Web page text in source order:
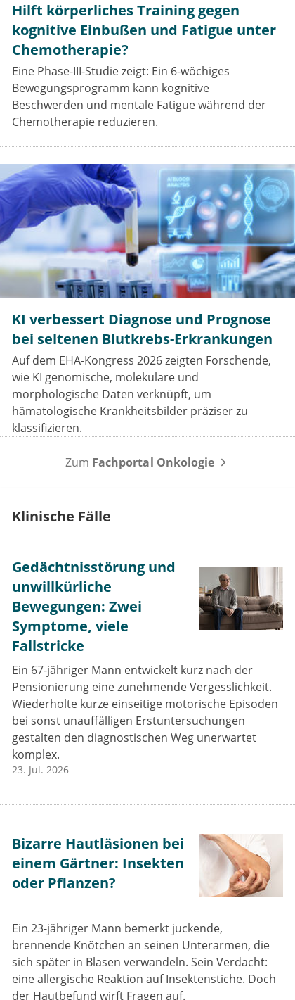
Hilft körperliches Training gegen
kognitive Einbußen und Fatigue unter
Chemotherapie?
Eine Phase-III-Studie zeigt: Ein 6-wöchiges
Bewegungsprogramm kann kognitive
Beschwerden und mentale Fatigue während der
Chemotherapie reduzieren.
KI verbessert Diagnose und Prognose
bei seltenen Blutkrebs-Erkrankungen
Auf dem EHA-Kongress 2026 zeigten Forschende,
wie KI genomische, molekulare und
morphologische Daten verknüpft, um
hämatologische Krankheitsbilder präziser zu
klassifizieren.
Zum Fachportal Onkologie
Klinische Fälle
Gedächtnisstörung und
unwillkürliche
Bewegungen: Zwei
Symptome, viele
Fallstricke
Ein 67-jähriger Mann entwickelt kurz nach der
Pensionierung eine zunehmende Vergesslichkeit.
Wiederholte kurze einseitige motorische Episoden
bei sonst unauffälligen Erstuntersuchungen
gestalten den diagnostischen Weg unerwartet
komplex.
23. Jul. 2026
Bizarre Hautläsionen bei
einem Gärtner: Insekten
oder Pflanzen?
Ein 23-jähriger Mann bemerkt juckende,
brennende Knötchen an seinen Unterarmen, die
sich später in Blasen verwandeln. Sein Verdacht:
eine allergische Reaktion auf Insektenstiche. Doch
der Hautbefund wirft Fragen auf.